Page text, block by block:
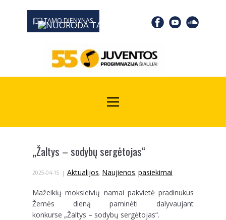
TAMO DIENYNAS
0667 19366
„Žaltys – sodybų sergėtojas“
2025-04-15 Aktualijos, Naujienos, pasiekimai
Mažeikių moksleivių namai pakvietė pradinukus
Žemės dieną paminėti dalyvaujant
konkurse „Žaltys – sodybų sergėtojas“.